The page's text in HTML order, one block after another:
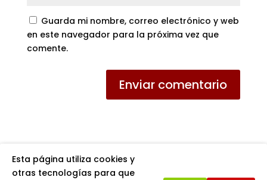
Guarda mi nombre, correo electrónico y web
en este navegador para la próxima vez que
comente.
Esta página utiliza cookies y
otras tecnologías para que